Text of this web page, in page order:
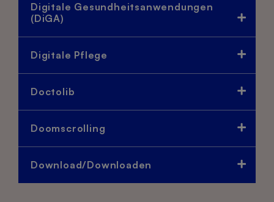
Digitale Gesundheitsanwendungen
(DiGA)
Digitale Pflege
Doctolib
Doomscrolling
Download/Downloaden